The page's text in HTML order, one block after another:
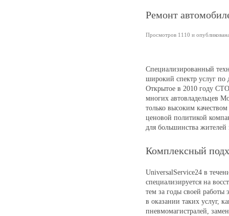
Ремонт
Просмотров 1110 и
Специализированный
широкий спектр услуг по
Открытое в 2010 году
многих автовладельцев
только высоким
ценовой политикой
для большинства жителей
Комплексный
UniversalService24 в
специализируется на
тем за годы своей
в оказании таких услуг,
пневмомагистралей,